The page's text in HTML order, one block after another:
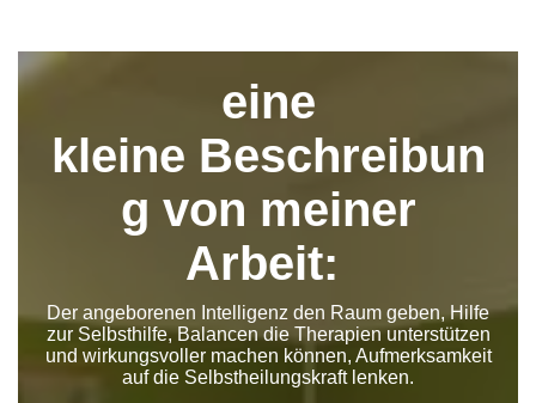
eine
kleine Beschreibun
g von meiner
Arbeit:
Der angeborenen Intelligenz den Raum geben, Hilfe
zur Selbsthilfe, Balancen die Therapien unterstützen
und wirkungsvoller machen können, Aufmerksamkeit
auf die Selbstheilungskraft lenken.